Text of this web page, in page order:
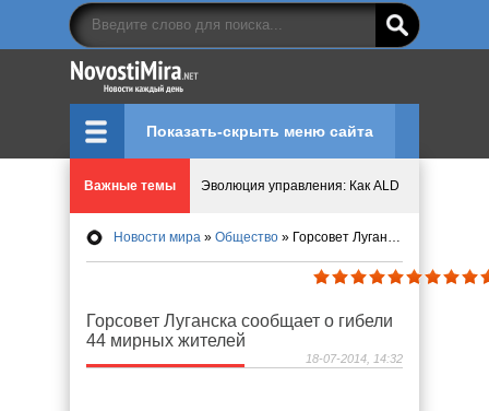
Показать-скрыть меню сайта
Важные темы Эволюция управления: Как ALD Pro меняет
Криптовалюту предложили признать
Идеи, куда сходить с детьми в парки, музеи и
Мир ярких эмоций и виртуальных
Новости мира » Общество » Горсовет Луганска сообщает о гибели 44 мирных жителей
Горсовет Луганска сообщает о гибели
44 мирных жителей
18-07-2014, 14:32